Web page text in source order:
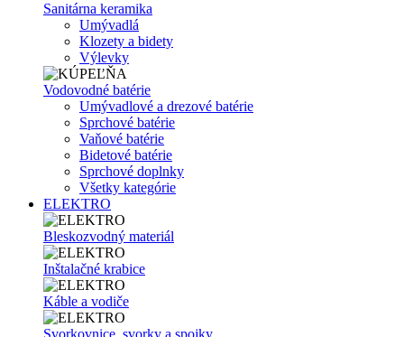
Sanitárna keramika
Umývadlá
Klozety a bidety
Výlevky
Vodovodné batérie
Umývadlové a drezové batérie
Sprchové batérie
Vaňové batérie
Bidetové batérie
Sprchové doplnky
Všetky kategórie
ELEKTRO
Bleskozvodný materiál
Inštalačné krabice
Káble a vodiče
Svorkovnice, svorky a spojky